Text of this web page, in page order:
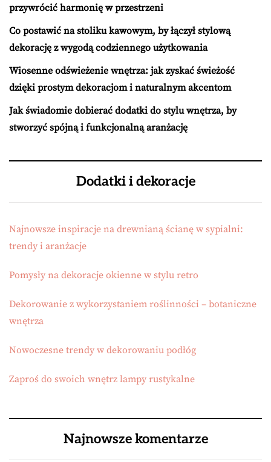
przywrócić harmonię w przestrzeni
Co postawić na stoliku kawowym, by łączył stylową
dekorację z wygodą codziennego użytkowania
Wiosenne odświeżenie wnętrza: jak zyskać świeżość
dzięki prostym dekoracjom i naturalnym akcentom
Jak świadomie dobierać dodatki do stylu wnętrza, by
stworzyć spójną i funkcjonalną aranżację
Dodatki i dekoracje
Najnowsze inspiracje na drewnianą ścianę w sypialni:
trendy i aranżacje
Pomysły na dekoracje okienne w stylu retro
Dekorowanie z wykorzystaniem roślinności – botaniczne
wnętrza
Nowoczesne trendy w dekorowaniu podłóg
Zaproś do swoich wnętrz lampy rustykalne
Najnowsze komentarze